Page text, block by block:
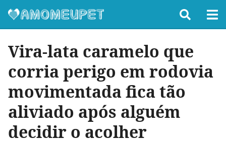
Vira-lata caramelo que
corria perigo em rodovia
movimentada fica tão
aliviado após alguém
decidir o acolher